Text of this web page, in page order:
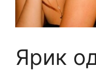
Ярик